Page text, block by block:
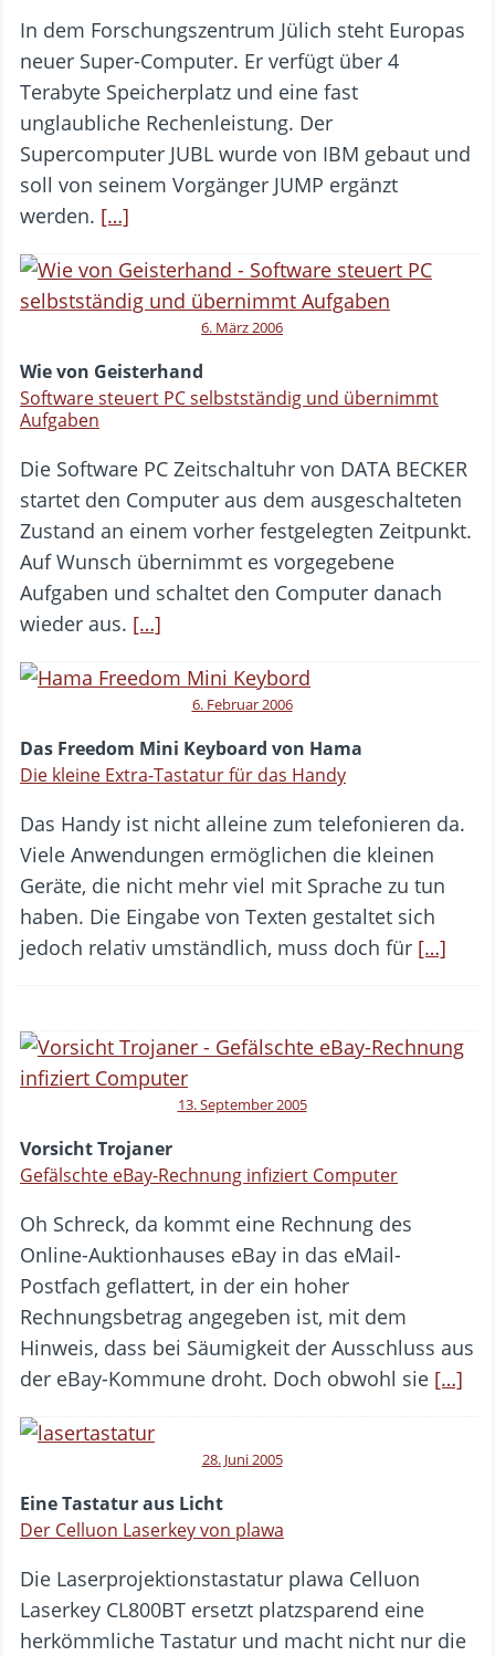
In dem Forschungszentrum Jülich steht Europas
neuer Super-Computer. Er verfügt über 4
Terabyte Speicherplatz und eine fast
unglaubliche Rechenleistung. Der
Supercomputer JUBL wurde von IBM gebaut und
soll von seinem Vorgänger JUMP ergänzt
werden. […]
6. März 2006
Wie von Geisterhand
Software steuert PC selbstständig und übernimmt
Aufgaben
Die Software PC Zeitschaltuhr von DATA BECKER
startet den Computer aus dem ausgeschalteten
Zustand an einem vorher festgelegten Zeitpunkt.
Auf Wunsch übernimmt es vorgegebene
Aufgaben und schaltet den Computer danach
wieder aus. […]
6. Februar 2006
Das Freedom Mini Keyboard von Hama
Die kleine Extra-Tastatur für das Handy
Das Handy ist nicht alleine zum telefonieren da.
Viele Anwendungen ermöglichen die kleinen
Geräte, die nicht mehr viel mit Sprache zu tun
haben. Die Eingabe von Texten gestaltet sich
jedoch relativ umständlich, muss doch für […]
13. September 2005
Vorsicht Trojaner
Gefälschte eBay-Rechnung infiziert Computer
Oh Schreck, da kommt eine Rechnung des
Online-Auktionhauses eBay in das eMail-
Postfach geflattert, in der ein hoher
Rechnungsbetrag angegeben ist, mit dem
Hinweis, dass bei Säumigkeit der Ausschluss aus
der eBay-Kommune droht. Doch obwohl sie […]
28. Juni 2005
Eine Tastatur aus Licht
Der Celluon Laserkey von plawa
Die Laserprojektionstastatur plawa Celluon
Laserkey CL800BT ersetzt platzsparend eine
herkömmliche Tastatur und macht nicht nur die